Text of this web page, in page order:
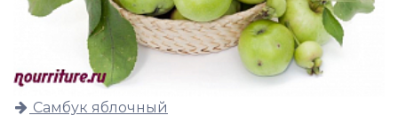
Самбук яблочный